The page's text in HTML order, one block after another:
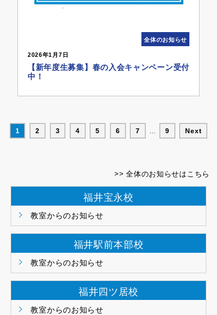
全体のお知らせ
2026年1月7日
【新年度生募集】春の入会キャンペーン受付
中！
1 2 3 4 5 6 7 9 Next
全体のお知らせはこちら
福井宝永校
教室からのお知らせ
福井駅前本部校
教室からのお知らせ
福井四ツ居校
教室からのお知らせ